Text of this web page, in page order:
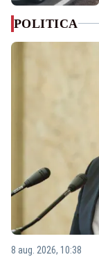
POLITICA
8 aug. 2026, 10:38